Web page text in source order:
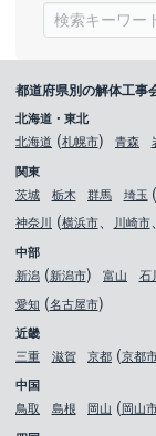
都道府県別の解体工事
北海道・東北
北海道
札幌市 青森
関東
茨城
栃木 群馬 埼玉
神奈川
横浜市 川崎市
中部
新潟
新潟市 富山 石
愛知
名古屋市
近畿
三重
滋賀 京都 京都
中国
鳥取
島根 岡山 岡山